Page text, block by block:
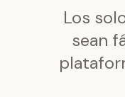
Los
sean